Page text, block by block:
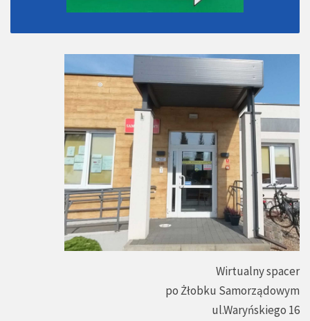
Wirtualny spacer
po Żłobku Samorządowym
ul.Waryńskiego 16